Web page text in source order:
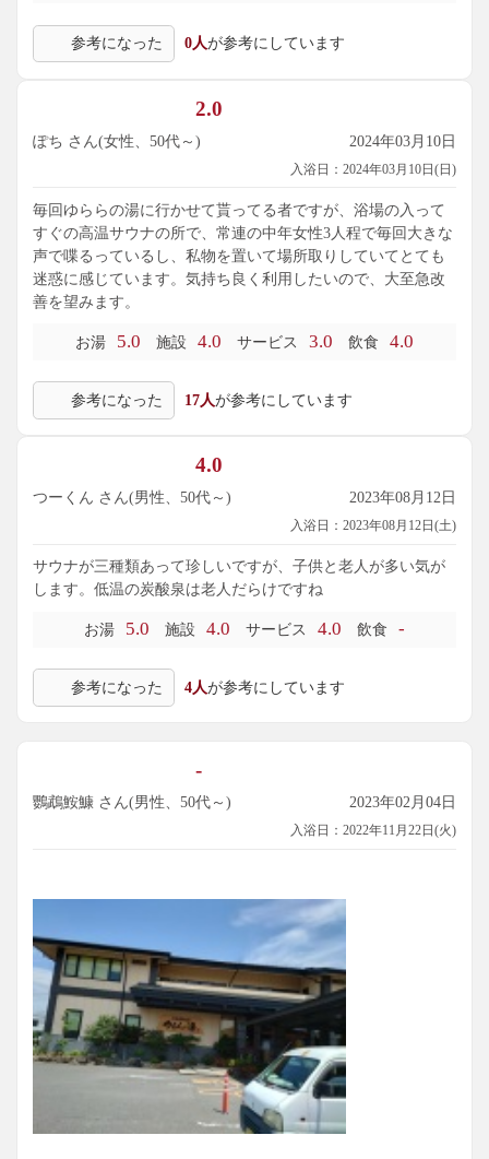
参考になった 0人が参考にしています
2.0
ぽち さん(女性、50代～) 2024年03月10日
入浴日：2024年03月10日(日)
毎回ゆららの湯に行かせて貰ってる者ですが、浴場の入って
すぐの高温サウナの所で、常連の中年女性3人程で毎回大きな
声で喋るっているし、私物を置いて場所取りしていてとても
迷惑に感じています。気持ち良く利用したいので、大至急改
善を望みます。
お湯 5.0 施設 4.0 サービス 3.0 飲食 4.0
参考になった 17人が参考にしています
4.0
つーくん さん(男性、50代～) 2023年08月12日
入浴日：2023年08月12日(土)
サウナが三種類あって珍しいですが、子供と老人が多い気が
します。低温の炭酸泉は老人だらけですね
お湯 5.0 施設 4.0 サービス 4.0 飲食 -
参考になった 4人が参考にしています
-
鸚鵡鮟鱇 さん(男性、50代～) 2023年02月04日
入浴日：2022年11月22日(火)